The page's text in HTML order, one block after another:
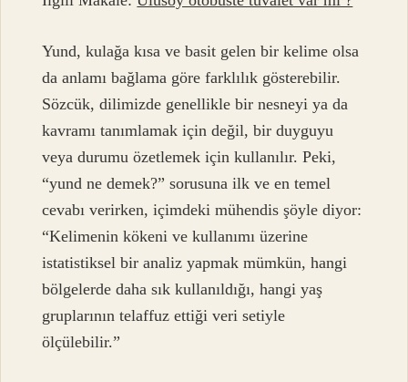
Yund, kulağa kısa ve basit gelen bir kelime olsa
da anlamı bağlama göre farklılık gösterebilir.
Sözcük, dilimizde genellikle bir nesneyi ya da
kavramı tanımlamak için değil, bir duyguyu
veya durumu özetlemek için kullanılır. Peki,
“yund ne demek?” sorusuna ilk ve en temel
cevabı verirken, içimdeki mühendis şöyle diyor:
“Kelimenin kökeni ve kullanımı üzerine
istatistiksel bir analiz yapmak mümkün, hangi
bölgelerde daha sık kullanıldığı, hangi yaş
gruplarının telaffuz ettiği veri setiyle
ölçülebilir.”